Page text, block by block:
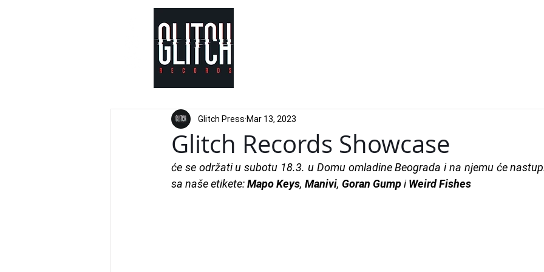
Glitch Records Showcase
Glitch Press Mar 13, 2023
će se održati u subotu 18.3. u Domu omladine Beograda i na njemu će
sa naše etikete: Mapo Keys, Manivi, Goran Gump i Weird Fishes